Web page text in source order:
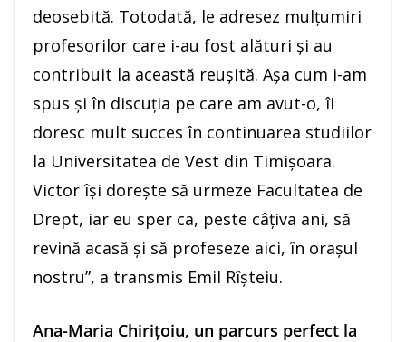
deosebită. Totodată, le adresez mulțumiri
profesorilor care i-au fost alături și au
contribuit la această reușită. Așa cum i-am
spus și în discuția pe care am avut-o, îi
doresc mult succes în continuarea studiilor
la Universitatea de Vest din Timișoara.
Victor își dorește să urmeze Facultatea de
Drept, iar eu sper ca, peste câțiva ani, să
revină acasă și să profeseze aici, în orașul
nostru”, a transmis Emil Rîșteiu.
Ana-Maria Chirițoiu, un parcurs perfect la